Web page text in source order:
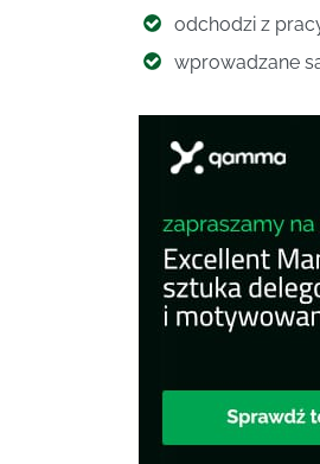
odchodzi z
wprowadzane